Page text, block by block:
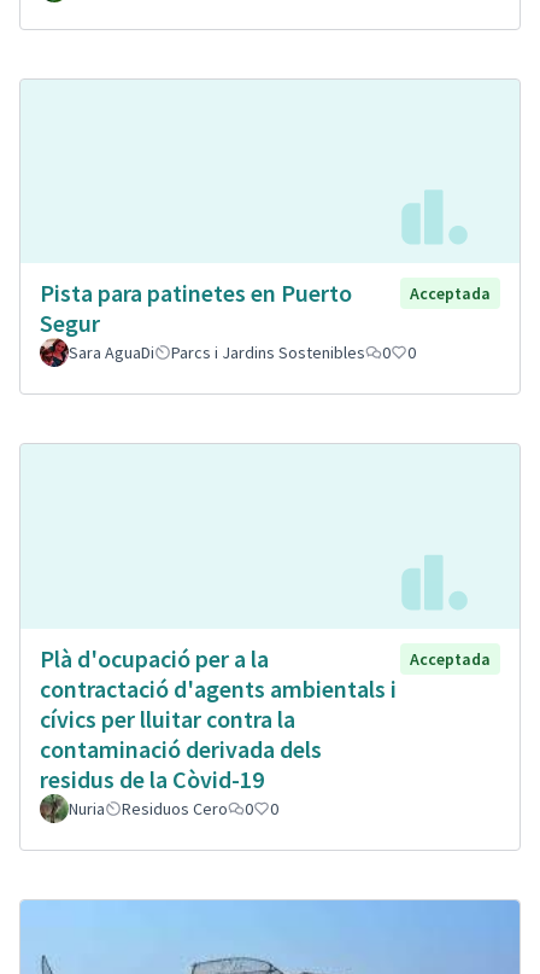
Pista para patinetes en Puerto
Segur
Acceptada
Sara AguaDi Parcs i Jardins Sostenibles 0 0
Plà d'ocupació per a la
contractació d'agents ambientals i
cívics per lluitar contra la
contaminació derivada dels
residus de la Còvid-19
Acceptada
Nuria Residuos Cero 0 0